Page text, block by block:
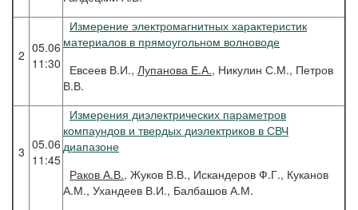
2 05.06
11:30
Измерение электромагнитных характеристик
материалов в прямоугольном волноводе
Евсеев В.И., Лупанова Е.А., Никулин С.М., Петров
В.В.
3 05.06
11:45
Измерения диэлектрических параметров
компаундов и твердых диэлектриков в СВЧ
диапазоне
Раков А.В., Жуков В.В., Искандеров Ф.Г., Куканов
А.М., Ухандеев В.И., Балбашов А.М.